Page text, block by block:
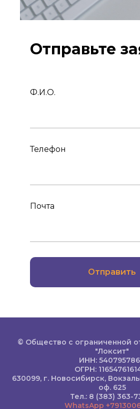
Отправьте
Ф.И.О.
Телефон
Почта
Отправить
© Общество с ограниченной
"Локсит"
ИНН:
ОГРН:
630099, г. Новосибирск,
оф. 625
Тел.: 8 (383) 363-
WhatsApp